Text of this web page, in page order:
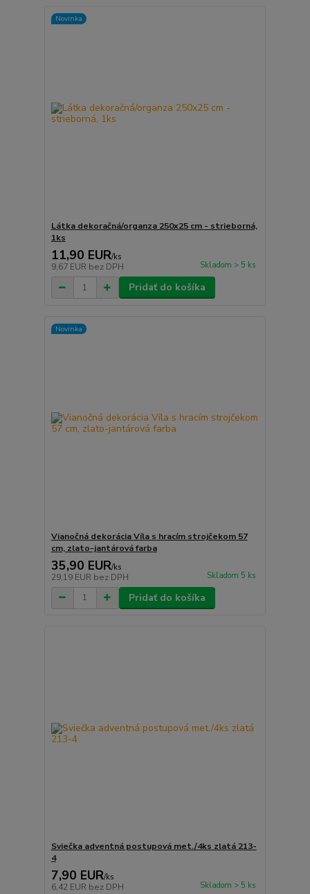
Novinka
Látka dekoračná/organza 250x25 cm - strieborná,
1ks
11,90 EUR/ks
9,67 EUR bez DPH Skladom > 5 ks
Pridať do košíka
Novinka
Vianočná dekorácia Víla s hracím strojčekom 57
cm, zlato-jantárová farba
35,90 EUR/ks
29,19 EUR bez DPH Skladom 5 ks
Pridať do košíka
Sviečka adventná postupová met./4ks zlatá 213-
4
7,90 EUR/ks
6,42 EUR bez DPH Skladom > 5 ks